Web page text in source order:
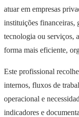
atuar em empresas
instituições financeiras,
tecnologia ou serviços,
forma mais eficiente,
Este profissional
internos, fluxos de
operacional e
indicadores e